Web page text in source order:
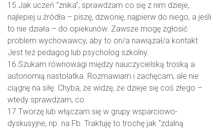
15.Jak uczeń “znika”, sprawdzam co się z nim dzieje,
najlepiej u źródła – piszę, dzwonię, najpierw do niego, a jeśli
to nie działa – do opiekunów. Zawsze mogę zgłosić
problem wychowawcy, aby to on/a nawiązał/a kontakt.
Jest też pedagog lub psycholog szkolny.
16.Szukam równowagi między nauczycielską troską a
autonomią nastolatka. Rozmawiam i zachęcam, ale nie
ciągnę na siłę. Chyba, że widzę, że dzieje się coś złego –
wtedy sprawdzam, co.
17.Tworzę lub włączam się w grupy wsparciowo-
dyskusyjne, np. na Fb. Traktuję to trochę jak “zdalną